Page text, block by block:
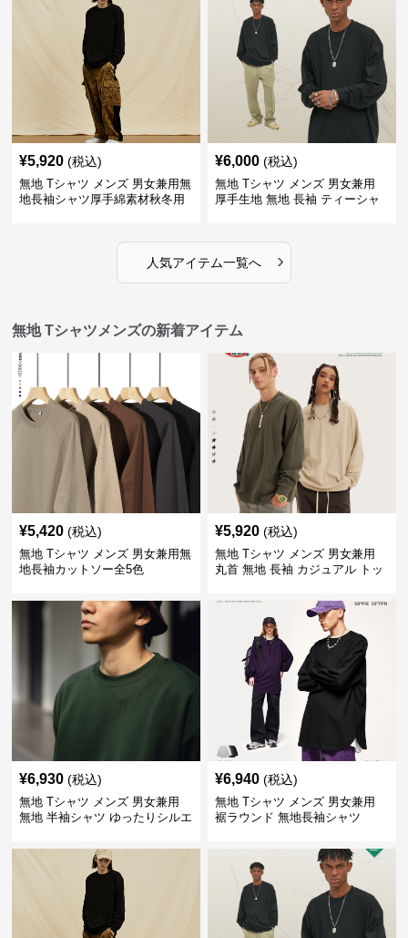
¥5,920 (税込)
無地 Tシャツ メンズ 男女兼用無
地長袖シャツ厚手綿素材秋冬用
¥6,000 (税込)
無地 Tシャツ メンズ 男女兼用
厚手生地 無地 長袖 ティーシャ
人気アイテム一覧へ ›
無地 Tシャツメンズの新着アイテム
¥5,420 (税込)
無地 Tシャツ メンズ 男女兼用無
地長袖カットソー全5色
¥5,920 (税込)
無地 Tシャツ メンズ 男女兼用
丸首 無地 長袖 カジュアル トッ
¥6,930 (税込)
無地 Tシャツ メンズ 男女兼用
無地 半袖シャツ ゆったりシルエ
¥6,940 (税込)
無地 Tシャツ メンズ 男女兼用
裾ラウンド 無地長袖シャツ